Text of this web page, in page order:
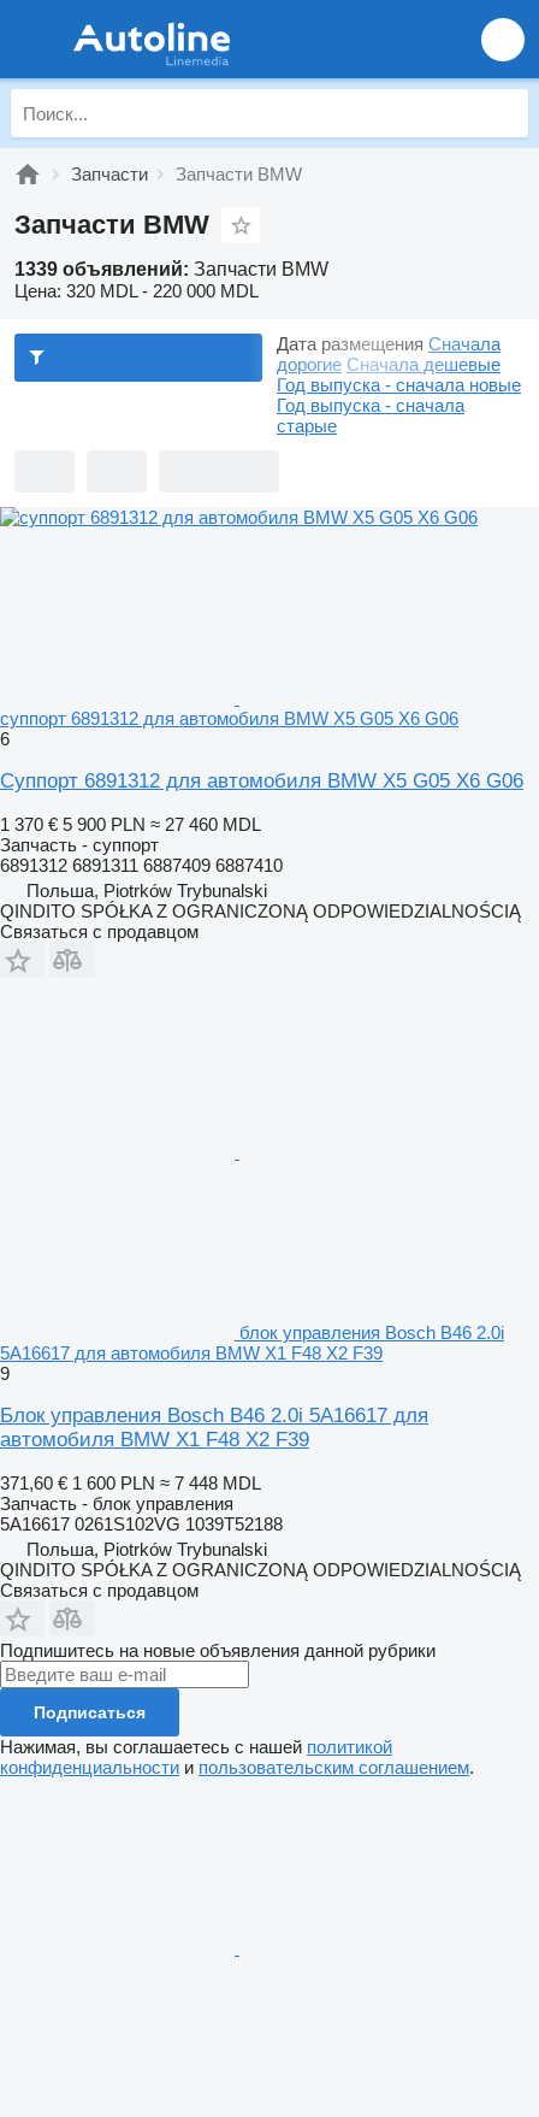
Запчасти Запчасти BMW
Запчасти BMW
1339 объявлений: Запчасти BMW
Цена: 320 MDL - 220 000 MDL
Дата размещения Сначала
дорогие Сначала дешевые
Год выпуска - сначала новые
Год выпуска - сначала
старые
суппорт 6891312 для автомобиля BMW X5 G05 X6 G06
6
Суппорт 6891312 для автомобиля BMW X5 G05 X6 G06
1 370 € 5 900 PLN ≈ 27 460 MDL
Запчасть - суппорт
6891312 6891311 6887409 6887410
Польша, Piotrków Trybunalski
QINDITO SPÓŁKA Z OGRANICZONĄ ODPOWIEDZIALNOŚCIĄ
Связаться с продавцом
блок управления Bosch B46 2.0i
5A16617 для автомобиля BMW X1 F48 X2 F39
9
Блок управления Bosch B46 2.0i 5A16617 для
автомобиля BMW X1 F48 X2 F39
371,60 € 1 600 PLN ≈ 7 448 MDL
Запчасть - блок управления
5A16617 0261S102VG 1039T52188
Польша, Piotrków Trybunalski
QINDITO SPÓŁKA Z OGRANICZONĄ ODPOWIEDZIALNOŚCIĄ
Связаться с продавцом
Подпишитесь на новые объявления данной рубрики
Подписаться
Нажимая, вы соглашаетесь с нашей политикой
конфиденциальности и пользовательским соглашением.